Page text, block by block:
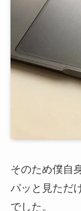
そのため僕自
パッと見ただ
でした。